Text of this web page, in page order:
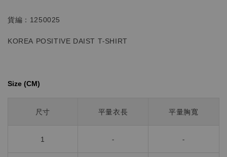
貨編：1250025
KOREA POSITIVE DAIST T-SHIRT
Size (CM)⁡⁡
尺寸 平量衣長 平量胸寬
1 - -